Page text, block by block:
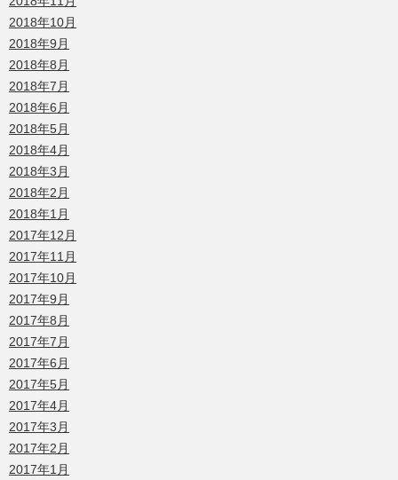
2018年10月
2018年9月
2018年8月
2018年7月
2018年6月
2018年5月
2018年4月
2018年3月
2018年2月
2018年1月
2017年12月
2017年11月
2017年10月
2017年9月
2017年8月
2017年7月
2017年6月
2017年5月
2017年4月
2017年3月
2017年2月
2017年1月